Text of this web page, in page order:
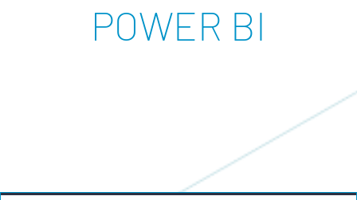
POWER BI